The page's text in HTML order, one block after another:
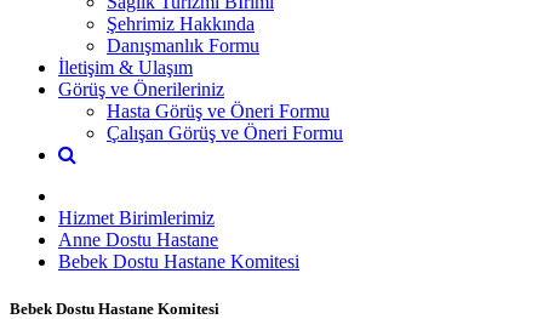
Şehrimiz Hakkında
Danışmanlık Formu
İletişim & Ulaşım
Görüş ve Önerileriniz
Hasta Görüş ve Öneri Formu
Çalışan Görüş ve Öneri Formu
Hizmet Birimlerimiz
Anne Dostu Hastane
Bebek Dostu Hastane Komitesi
Bebek Dostu Hastane Komitesi